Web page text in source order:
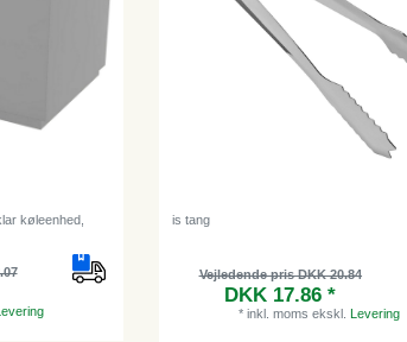
køleenhed,
is tang
Vejledende pris DKK 20.84
DKK 17.86 *
* inkl. moms ekskl. Levering